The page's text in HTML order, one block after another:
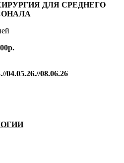
ДЛЯ СРЕДНЕГО
.//04.05.26.//08.06.26